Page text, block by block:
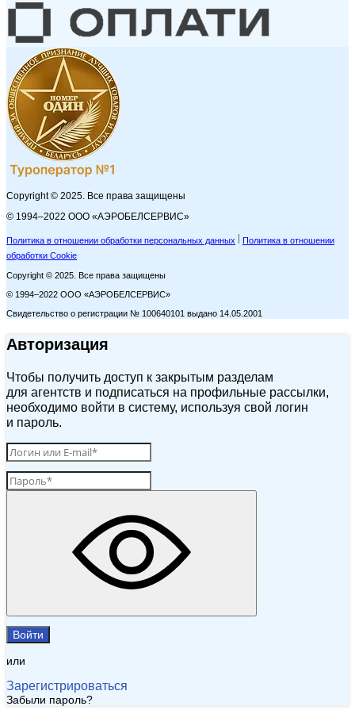
Copyright © 2025. Все права защищены
© 1994–2022 ООО «АЭРОБЕЛСЕРВИС»
Политика в отношении обработки персональных данных
Политика в отношении
обработки Cookie
Copyright © 2025. Все права защищены
© 1994–2022 ООО «АЭРОБЕЛСЕРВИС»
Свидетельство о регистрации № 100640101 выдано 14.05.2001
Авторизация
Чтобы получить доступ к закрытым разделам
для агентств и подписаться на профильные рассылки,
необходимо войти в систему, используя свой логин
и пароль.
Войти
или
Зарегистрироваться
Забыли пароль?